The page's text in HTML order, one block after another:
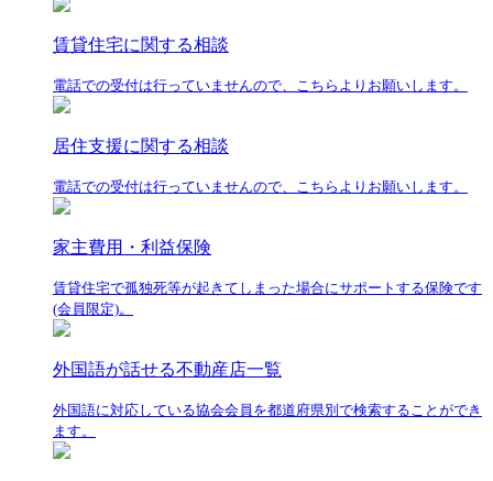
賃貸住宅に関する相談
電話での受付は行っていませんので、こちらよりお願いします。
居住支援に関する相談
電話での受付は行っていませんので、こちらよりお願いします。
家主費用・利益保険
賃貸住宅で孤独死等が起きてしまった場合にサポートする保険です
(会員限定)。
外国語が話せる不動産店一覧
外国語に対応している協会会員を都道府県別で検索することができ
ます。